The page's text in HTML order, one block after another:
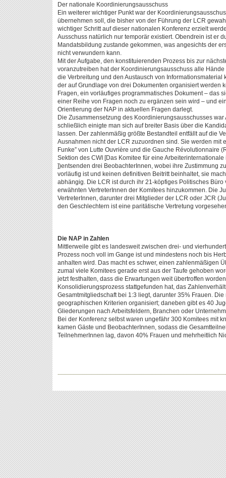
Der nationale Koordinierungsausschuss
Ein weiterer wichtiger Punkt war der
übernehmen soll, die bisher von der Führung der LCR
wichtiger Schritt auf dieser nationalen Konferenz erzielt
Ausschuss natürlich nur temporär existiert. Obendrein ist er
Mandatsbildung zustande gekommen, was angesichts der
nicht verwundern kann.
Mit der Aufgabe, den konstituierenden Prozess bis zur
voranzutreiben hat der Koordinierungsausschuss alle
die Verbreitung und den Austausch von
der auf Grundlage von drei Dokumenten organisiert werden
Fragen, ein vorläufiges programmatisches Dokument – das
einer Reihe von Fragen noch zu ergänzen sein wird – und
Orientierung der NAP in aktuellen Fragen darlegt.
Die Zusammensetzung des Koordinierungsausschusses
schließlich einigte man sich auf breiter Basis über die
lassen. Der zahlenmäßig größte Bestandteil entfällt auf die
Ausnahmen nicht der LCR zuzuordnen sind. Sie werden mit
Funke” von Lutte Ouvrière und die Gauche Révolutionnaire
Sektion des CWI [Das Komitee für eine
])entsenden drei BeobachterInnen, wobei ihre Zustimmung
vorläufig ist und keinen definitiven Beitritt beinhaltet, sie
abhängig. Die LCR ist durch ihr 21-köpfiges Politisches
erwähnten VertreterInnen der Komitees hinzukommen. Die
VertreterInnen, darunter drei Mitglieder der LCR oder JCR
den Geschlechtern ist eine paritätische Vertretung
Die NAP in Zahlen
Mittlerweile gibt es landesweit zwischen drei- und
Prozess noch voll im Gange ist und mindestens noch bis
anhalten wird. Das macht es schwer, einen zahlenmäßigen
zumal viele Komitees gerade erst aus der Taufe gehoben
jetzt festhalten, dass die Erwartungen weit übertroffen
Konsolidierungsprozess stattgefunden hat, das
Gesamtmitgliedschaft bei 1:3 liegt, darunter 35% Frauen.
geographischen Kriterien organisiert; daneben gibt es 40
Gliederungen nach Arbeitsfeldern, Branchen oder
Bei der Konferenz selbst waren ungefähr 300 Komitees mit
kamen Gäste und BeobachterInnen, sodass die
TeilnehmerInnen lag, davon 40% Frauen und mehrheitlich